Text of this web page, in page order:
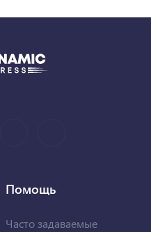
Помощь
Часто задаваемые